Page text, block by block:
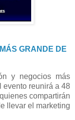
GRANDE DE
y negocios más
evento reunirá a 48
compartirán
llevar el marketing